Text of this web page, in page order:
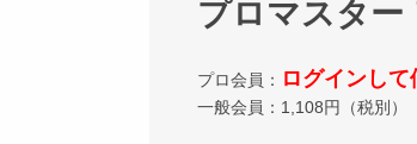
プロマスター
プロ会員： ログインし
一般会員： 1,108円（税別）